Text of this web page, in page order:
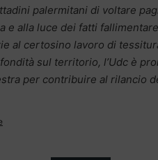
palermitani di voltare
e alla luce dei fatti
al certosino lavoro di
sul territorio, l’Udc è
per contribuire al rilancio